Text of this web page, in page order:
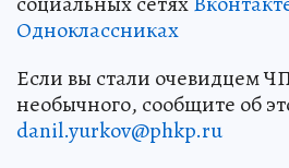
Одноклассниках
Если вы стали очевидцем
необычного, сообщите об
danil.yurkov@phkp.ru